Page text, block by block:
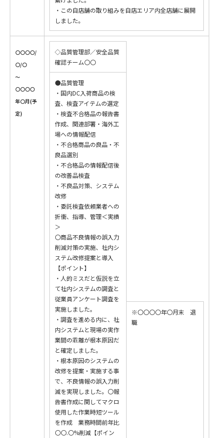
・この自店舗の取り組みを自店エリア内全店舗に展開
しました。
〇〇〇〇/
〇/〇
～
〇〇〇〇
年〇月(予
定)
◇品質管理部／安全品質
確認チーム〇〇
●品質管理
・国内DC入荷商品の検
査、検査アイテムの選定
・検査不合格品の報告書
作成、関連部署・海外工
場への情報配信
・不合格商品の良品・不
良品選別
・不合格品の情報配信後
の改善品検査
・不良品対策、システム
改修
・委託検査依頼業者への
折衝、指導、管理＜実績
＞
〇商品不良情報の誤入力
削減対策の実施、社内シ
ステム改修提案と導入
【ポイント】
・人的ミスだと仮説を立
て社内システムの調査と
従業員アンケート調査を
実施しました。
・調査を進める内に、社
内システムと現場の実作
業間の乖離が根本原因だ
と確定しました。
・根本原因のシステムの
改修を提案・実施する事
で、不良情報の誤入力削
減を実現しました。〇報
告書作成に関してマクロ
使用した作業時短ツール
を作成 業務時間前年比
〇〇.〇%削減【ポイン
※〇〇〇〇年〇月末 退
職